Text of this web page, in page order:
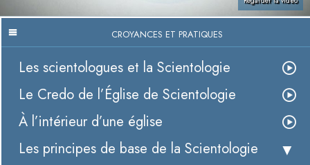
CROYANCES ET PRATIQUES
Les scientologues et la Scientologie
Le Credo de l’Église de Scientologie
À l’intérieur d’une église
Les principes de base de la Scientologie